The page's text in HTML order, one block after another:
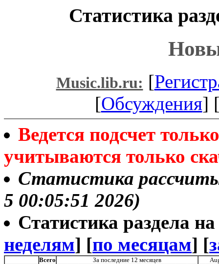
Статистика
Music.lib.ru: [
[Обсуждения]
Ведется подсчет
учитываются только
Статистика
5 00:05:51 2026)
Статистика раздела
неделям] [по месяцам] [
Всего За последние 12 месяцев